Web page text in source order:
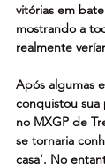
vitórias em
mostrando a
realmente
Após algumas
conquistou sua
no MXGP de
se tornaria
casa'. No